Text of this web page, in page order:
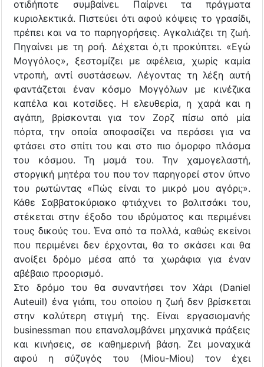
οτιδήποτε συμβαίνει. Παίρνει τα πράγματα
κυριολεκτικά. Πιστεύει ότι αφού κόψεις το γρασίδι,
πρέπει και να το παρηγορήσεις. Αγκαλιάζει τη ζωή.
Πηγαίνει με τη ροή. Δέχεται ό,τι προκύπτει. «Εγώ
Μογγόλος», ξεστομίζει με αφέλεια, χωρίς καμία
ντροπή, αντί συστάσεων. Λέγοντας τη λέξη αυτή
φαντάζεται έναν κόσμο Μογγόλων με κινέζικα
καπέλα και κοτσίδες. Η ελευθερία, η χαρά και η
αγάπη, βρίσκονται για τον Ζορζ πίσω από μία
πόρτα, την οποία αποφασίζει να περάσει για να
φτάσει στο σπίτι του και στο πιο όμορφο πλάσμα
του κόσμου. Τη μαμά του. Την χαμογελαστή,
στοργική μητέρα του που τον παρηγορεί στον ύπνο
του ρωτώντας «Πώς είναι το μικρό μου αγόρι;».
Κάθε Σαββατοκύριακο φτιάχνει το βαλιτσάκι του,
στέκεται στην έξοδο του ιδρύματος και περιμένει
τους δικούς του. Ένα από τα πολλά, καθώς εκείνοι
που περιμένει δεν έρχονται, θα το σκάσει και θα
ανοίξει δρόμο μέσα από τα χωράφια για έναν
αβέβαιο προορισμό.
Στο δρόμο του θα συναντήσει τον Χάρι (Daniel
Auteuil) ένα γιάπι, του οποίου η ζωή δεν βρίσκεται
στην καλύτερη στιγμή της. Είναι εργασιομανής
businessman που επαναλαμβάνει μηχανικά πράξεις
και κινήσεις, σε καθημερινή βάση. Ζει μοναχικά
αφού η σύζυγός του (Miou-Miou) τον έχει